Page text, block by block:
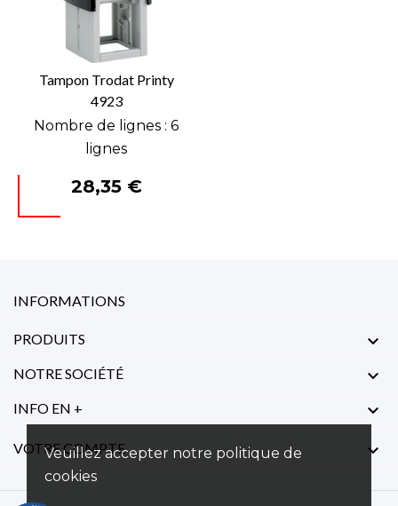
Veuillez accepter notre politique de
cookies
Tampon Trodat Printy
4923
Nombre de lignes : 6
lignes
Prix
28,35 €
INFORMATIONS
PRODUITS 
NOTRE SOCIÉTÉ 
INFO EN + 
VOTRE COMPTE 